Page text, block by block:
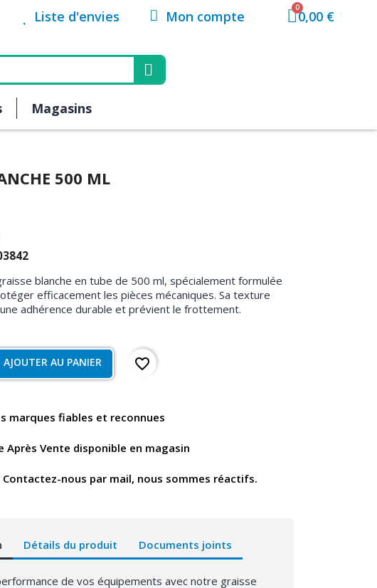
Liste d'envies Mon compte 0,00 €
Magasins
500 ML
blanche en tube de 500 ml, spécialement formulée
efficacement les pièces mécaniques. Sa texture
adhérence durable et prévient le frottement.
AJOUTER AU PANIER favorite_border
marques fiables et reconnues
Après Vente disponible en magasin
Contactez-nous par mail, nous sommes réactifs.
Détails du produit Documents joints
de vos équipements avec notre graisse